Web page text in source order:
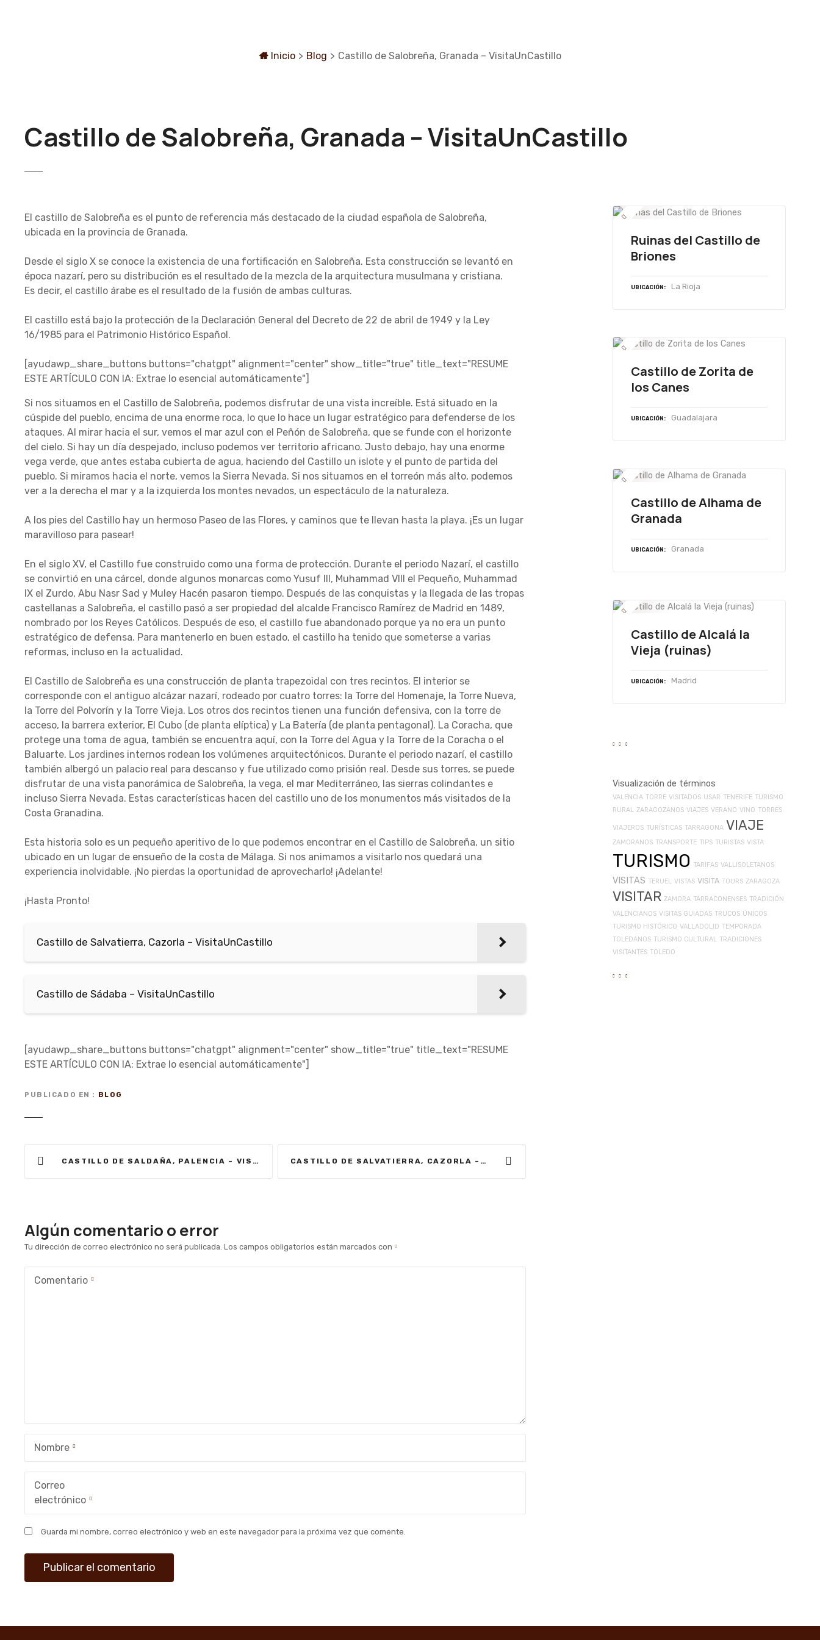
Inicio > Blog > Castillo de Salobreña, Granada – VisitaUnCastillo
Castillo de Salobreña, Granada – VisitaUnCastillo
El castillo de Salobreña es el punto de referencia más destacado de la ciudad española de Salobreña,
ubicada en la provincia de Granada.
Desde el siglo X se conoce la existencia de una fortificación en Salobreña. Esta construcción se levantó en
época nazarí, pero su distribución es el resultado de la mezcla de la arquitectura musulmana y cristiana.
Es decir, el castillo árabe es el resultado de la fusión de ambas culturas.
El castillo está bajo la protección de la Declaración General del Decreto de 22 de abril de 1949 y la Ley
16/1985 para el Patrimonio Histórico Español.
[ayudawp_share_buttons buttons="chatgpt" alignment="center" show_title="true" title_text="RESUME
ESTE ARTÍCULO CON IA: Extrae lo esencial automáticamente"]
Si nos situamos en el Castillo de Salobreña, podemos disfrutar de una vista increíble. Está situado en la
cúspide del pueblo, encima de una enorme roca, lo que lo hace un lugar estratégico para defenderse de los
ataques. Al mirar hacia el sur, vemos el mar azul con el Peñón de Salobreña, que se funde con el horizonte
del cielo. Si hay un día despejado, incluso podemos ver territorio africano. Justo debajo, hay una enorme
vega verde, que antes estaba cubierta de agua, haciendo del Castillo un islote y el punto de partida del
pueblo. Si miramos hacia el norte, vemos la Sierra Nevada. Si nos situamos en el torreón más alto, podemos
ver a la derecha el mar y a la izquierda los montes nevados, un espectáculo de la naturaleza.
A los pies del Castillo hay un hermoso Paseo de las Flores, y caminos que te llevan hasta la playa. ¡Es un lugar
maravilloso para pasear!
En el siglo XV, el Castillo fue construido como una forma de protección. Durante el periodo Nazarí, el castillo
se convirtió en una cárcel, donde algunos monarcas como Yusuf III, Muhammad VIII el Pequeño, Muhammad
IX el Zurdo, Abu Nasr Sad y Muley Hacén pasaron tiempo. Después de las conquistas y la llegada de las tropas
castellanas a Salobreña, el castillo pasó a ser propiedad del alcalde Francisco Ramírez de Madrid en 1489,
nombrado por los Reyes Católicos. Después de eso, el castillo fue abandonado porque ya no era un punto
estratégico de defensa. Para mantenerlo en buen estado, el castillo ha tenido que someterse a varias
reformas, incluso en la actualidad.
El Castillo de Salobreña es una construcción de planta trapezoidal con tres recintos. El interior se
corresponde con el antiguo alcázar nazarí, rodeado por cuatro torres: la Torre del Homenaje, la Torre Nueva,
la Torre del Polvorín y la Torre Vieja. Los otros dos recintos tienen una función defensiva, con la torre de
acceso, la barrera exterior, El Cubo (de planta elíptica) y La Batería (de planta pentagonal). La Coracha, que
protege una toma de agua, también se encuentra aquí, con la Torre del Agua y la Torre de la Coracha o el
Baluarte. Los jardines internos rodean los volúmenes arquitectónicos. Durante el periodo nazarí, el castillo
también albergó un palacio real para descanso y fue utilizado como prisión real. Desde sus torres, se puede
disfrutar de una vista panorámica de Salobreña, la vega, el mar Mediterráneo, las sierras colindantes e
incluso Sierra Nevada. Estas características hacen del castillo uno de los monumentos más visitados de la
Costa Granadina.
Esta historia solo es un pequeño aperitivo de lo que podemos encontrar en el Castillo de Salobreña, un sitio
ubicado en un lugar de ensueño de la costa de Málaga. Si nos animamos a visitarlo nos quedará una
experiencia inolvidable. ¡No pierdas la oportunidad de aprovecharlo! ¡Adelante!
¡Hasta Pronto!
Castillo de Salvatierra, Cazorla – VisitaUnCastillo
Castillo de Sádaba – VisitaUnCastillo
[ayudawp_share_buttons buttons="chatgpt" alignment="center" show_title="true" title_text="RESUME
ESTE ARTÍCULO CON IA: Extrae lo esencial automáticamente"]
PUBLICADO EN BLOG
e
g
e
n
r
a
d
s
CASTILLO DE SALDAÑA, PALENCIA – VISITAUNCASTILLO CASTILLO DE SALVATIERRA, CAZORLA – VISITAUNCASTILLO
Algún comentario o error
Tu dirección de correo electrónico no será publicada. Los campos obligatorios están marcados con
Comentario
Nombre
Correo
electrónico
Guarda mi nombre, correo electrónico y web en este navegador para la próxima vez que comente.
Ruinas del Castillo de
Briones
UBICACIÓN La Rioja
Castillo de Zorita de
los Canes
UBICACIÓN Guadalajara
Castillo de Alhama de
Granada
UBICACIÓN Granada
Castillo de Alcalá la
Vieja (ruinas)
UBICACIÓN Madrid
Visualización de términos
VALENCIA TORRE VISITADOS USAR TENERIFE TURISMO
RURAL ZARAGOZANOS VIAJES VERANO VINO TORRES
VIAJEROS TURÍSTICAS TARRAGONA VIAJE
ZAMORANOS TRANSPORTE TIPS TURISTAS VISTA
TURISMO TARIFAS VALLISOLETANOS
VISITAS TERUEL VISTAS VISITA TOURS ZARAGOZA
VISITAR ZAMORA TARRACONENSES TRADICIÓN
VALENCIANOS VISITAS GUIADAS TRUCOS ÚNICOS
TURISMO HISTÓRICO VALLADOLID TEMPORADA
TOLEDANOS TURISMO CULTURAL TRADICIONES
VISITANTES TOLEDO